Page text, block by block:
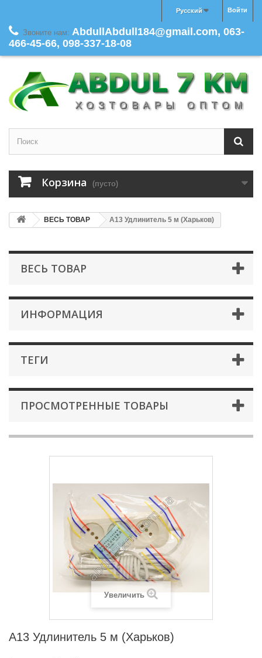
Войти
Русский
Звоните нам: AbdullAbdull184@gmail.com, 063-
466-45-66, 098-337-18-08
Корзина (пусто)
ВЕСЬ ТОВАР A13 Удлинитель 5 м (Харьков)
ВЕСЬ ТОВАР
ИНФОРМАЦИЯ
ТЕГИ
ПРОСМОТРЕННЫЕ ТОВАРЫ
Увеличить
A13 Удлинитель 5 м (Харьков)